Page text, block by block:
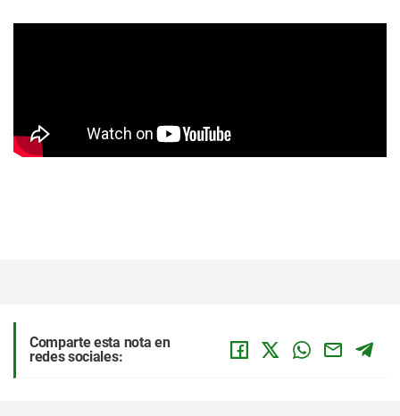
Comparte esta nota en
redes sociales: